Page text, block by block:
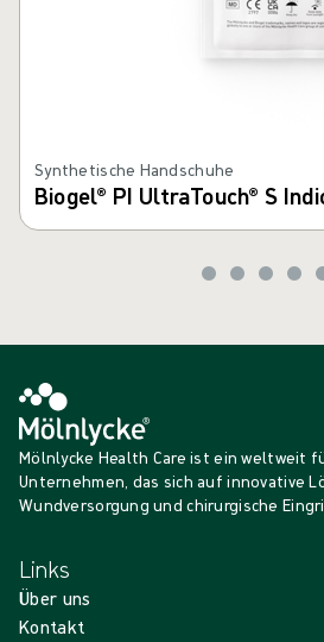
Synthetische Handschuhe
Biogel® PI UltraTouch® S
Mölnlycke Health Care ist ein weltweit
Unternehmen, das sich auf innovative
Wundversorgung und chirurgische
Links
Über uns
Kontakt